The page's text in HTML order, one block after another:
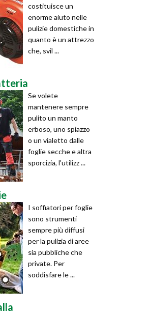
costituisce un
enorme aiuto nelle
pulizie domestiche in
quanto è un attrezzo
che, svil ...
Se volete
mantenere sempre
pulito un manto
erboso, uno spiazzo
o un vialetto dalle
foglie secche e altra
sporcizia, l'utilizz ...
I soffiatori per foglie
sono strumenti
sempre più diffusi
per la pulizia di aree
sia pubbliche che
private. Per
soddisfare le ...